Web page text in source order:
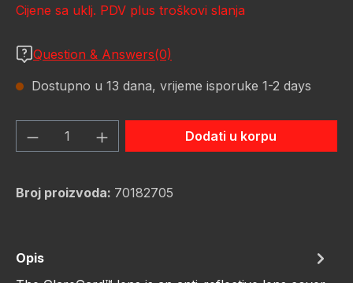
Cijene sa uklj. PDV plus troškovi slanja
Question & Answers(0)
Dostupno u 13 dana, vrijeme isporuke 1-2 days
Količina proizvoda: Unesite željenu
Dodati u korpu
Broj proizvoda: 70182705
Opis